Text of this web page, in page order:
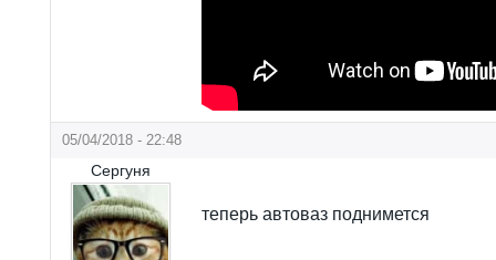
05/04/2018 - 22:48
Сергуня
теперь автоваз поднимется